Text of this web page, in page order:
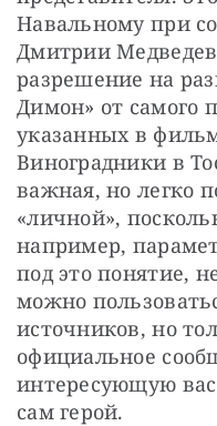
Навальному при
Дмитрии
разрешение на
Димон» от самого
указанных в
Виноградники в
важная, но легко
«личной»,
например,
под это понятие,
можно
источников, но
официальное
интересующую
сам герой.